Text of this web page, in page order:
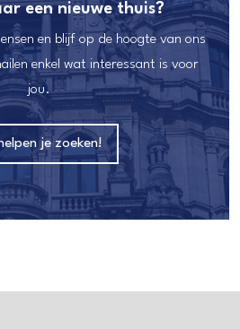
een nieuwe thuis?
en blijf op de hoogte van ons
enkel wat interessant is voor
jou.
je zoeken!